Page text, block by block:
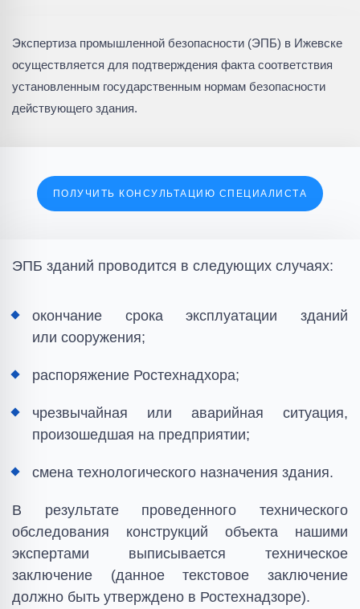
Экспертиза промышленной безопасности (ЭПБ) в Ижевске
осуществляется для подтверждения факта соответствия
установленным государственным нормам безопасности
действующего здания.
ПОЛУЧИТЬ КОНСУЛЬТАЦИЮ СПЕЦИАЛИСТА
ЭПБ зданий проводится в следующих случаях:
окончание срока эксплуатации зданий
или сооружения;
распоряжение Ростехнадхора;
чрезвычайная или аварийная ситуация,
произошедшая на предприятии;
смена технологического назначения здания.
В результате проведенного технического
обследования конструкций объекта нашими
экспертами выписывается техническое
заключение (данное текстовое заключение
должно быть утверждено в Ростехнадзоре).